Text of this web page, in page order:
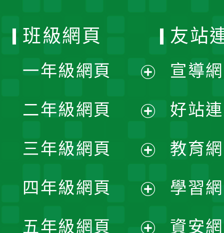
班級網頁
一年級網頁
開
選
單
二年級網頁
開
選
單
三年級網頁
開
選
四年級網頁
五年級網頁
友站
宣導
好站
教育
學習
資安